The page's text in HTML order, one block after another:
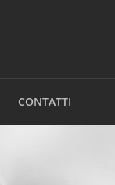
CONTATTI